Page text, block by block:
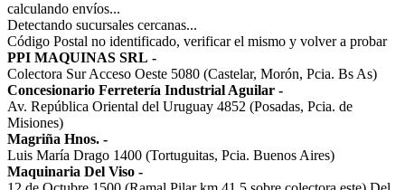
calculando envíos...
Detectando sucursales cercanas...
Código Postal no identificado, verificar el mismo y volver a probar
PPI MAQUINAS SRL -
Colectora Sur Acceso Oeste 5080 (Castelar, Morón, Pcia. Bs As)
Concesionario Ferretería Industrial Aguilar -
Av. República Oriental del Uruguay 4852 (Posadas, Pcia. de
Misiones)
Magriña Hnos. -
Luis María Drago 1400 (Tortuguitas, Pcia. Buenos Aires)
Maquinaria Del Viso -